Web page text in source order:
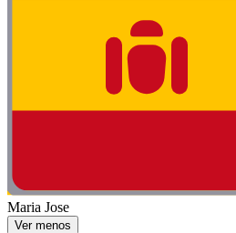
Maria Jose
Ver menos